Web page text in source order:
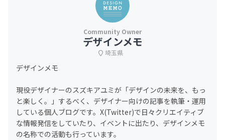
デザインメモ
埼玉県
デザインメモ
現役デザイナーのスズキアユミが「デザインの未来を、もっ
と楽しく。」するべく、デザイナー向けの記事を執筆・運用
している個人ブログです。X(Twitter)で日々クリエイティブ
な情報発信をしていたり、イベントに出たり、デザインメモ
の名称での活動も行っています。